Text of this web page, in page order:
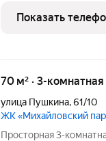
формы вместе с
Показать
70 м² · 3-
улица Пушкина,61/10
ЖК «Михайловский
Просторная 3-